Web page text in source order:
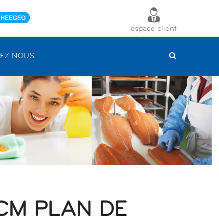
espace client
NOUS
PLAN DE